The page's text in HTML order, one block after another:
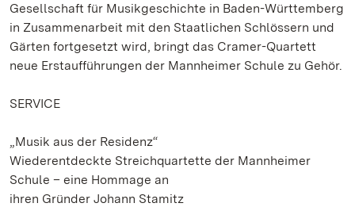
Gesellschaft für Musikgeschichte in Baden-Württemberg
in Zusammenarbeit mit den Staatlichen Schlössern und
Gärten fortgesetzt wird, bringt das Cramer-Quartett
neue Erstaufführungen der Mannheimer Schule zu Gehör.
SERVICE
„Musik aus der Residenz“
Wiederentdeckte Streichquartette der Mannheimer
Schule – eine Hommage an
ihren Gründer Johann Stamitz